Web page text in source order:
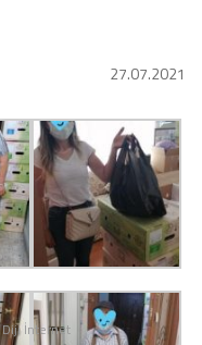
27.07.2021
Diji İnternet